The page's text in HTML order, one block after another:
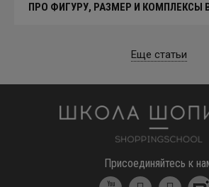
ПРО ФИГУРУ, РАЗМЕР И КОМПЛЕКСЫ
Еще статьи
Присоединяйтесь к